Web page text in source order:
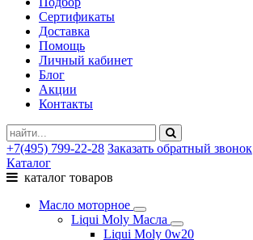
Сертификаты
Доставка
Помощь
Личный кабинет
Блог
Акции
Контакты
+7(495) 799-22-28 Заказать обратный звонок
Каталог
каталог товаров
Масло моторное
Liqui Moly Масла
Liqui Moly 0w20